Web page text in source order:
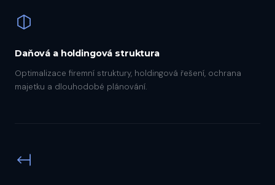
Daňová a holdingová struktura
Optimalizace firemní struktury, holdingová řešení, ochrana
majetku a dlouhodobé plánování.